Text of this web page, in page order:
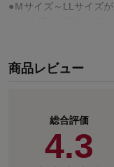
●Ｍサイズ～LLサイズ
●しっかりとしたつく
●スタッフが履いてみま
～試着サイズ：M 試
甲の高さ・・・ちょう
長 さ・・・ちょう
商品レビュー
総合評価
4.3